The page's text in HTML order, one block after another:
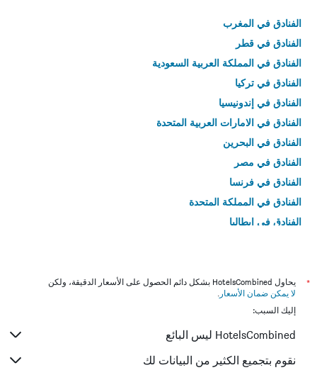
الفنادق في المغرب
الفنادق في قطر
الفنادق في المملكة العربية السعودية
الفنادق في تركيا
الفنادق في إندونيسيا
الفنادق في الامارات العربية المتحدة
الفنادق في البحرين
الفنادق في مصر
الفنادق في فرنسا
الفنادق في المملكة المتحدة
الفنادق في إيطاليا
*
يحاول HotelsCombined بشكل دائم الحصول على الأسعار الدقيقة، ولكن
لا يمكن ضمان الأسعار .
إليك السبب:
HotelsCombined ليس البائع
نقوم بتجميع الكثير من البيانات لك